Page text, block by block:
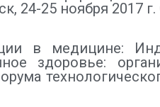
24-25 ноября 2017
в медицине:
здоровье: